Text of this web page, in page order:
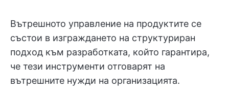
Вътрешното управление на продуктите се
състои в изграждането на структуриран
подход към разработката, който гарантира,
че тези инструменти отговарят на
вътрешните нужди на организацията.